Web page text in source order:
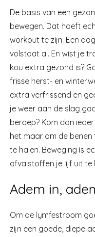
De basis van een
bewegen. Dat hoeft
workout te zijn. Een
volstaat al. En wist je
kou extra gezond is?
frisse herst- en
extra verfrissend en
je weer aan de slag
beroep? Kom dan
het maar om de benen
te halen. Beweging is
afvalstoffen je lijf uit te
Adem in,
Om de lymfestroom
zijn een goede, diepe